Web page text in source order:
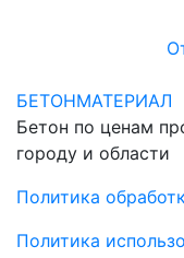
БЕТОНМАТЕРИАЛ
Бетон по ценам
городу и области
Политика
Политика